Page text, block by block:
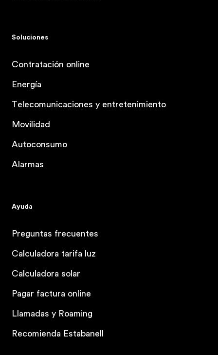
Soluciones
Contratación online
Energía
Telecomunicaciones y entretenimiento
Movilidad
Autoconsumo
Alarmas
Ayuda
Preguntas frecuentes
Calculadora tarifa luz
Calculadora solar
Pagar factura online
Llamadas y Roaming
Recomienda Estabanell